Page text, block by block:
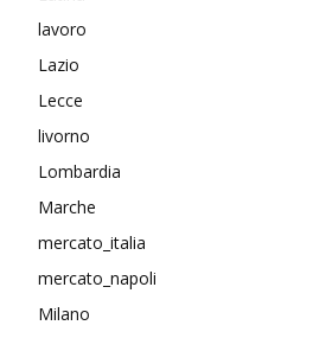
lavoro
Lazio
Lecce
livorno
Lombardia
Marche
mercato_italia
mercato_napoli
Milano